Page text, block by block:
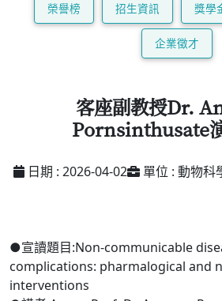
榮譽榜 招生資訊 獎學
企業徵才
客座副教授Dr.
Pornsinthusate
日期 : 2026-04-02 單位 : 動物科
●宣讀題目:Non-communicable
complications: pharmalogical and
interventions